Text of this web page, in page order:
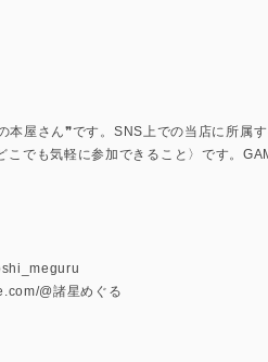
本屋さん❞です。SNS上での当店に所属
こでも気軽に参加できること〉です。
@諸星めぐる